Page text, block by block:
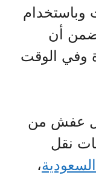
وباستخدام
أن
وفي الوقت
عفش من
نقل
،